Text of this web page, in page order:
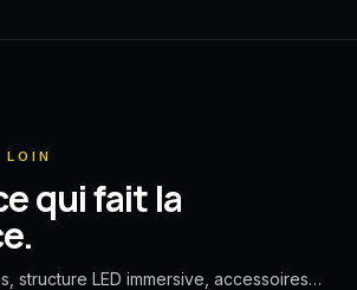
LOIN
qui fait la
structure LED immersive, accessoires…